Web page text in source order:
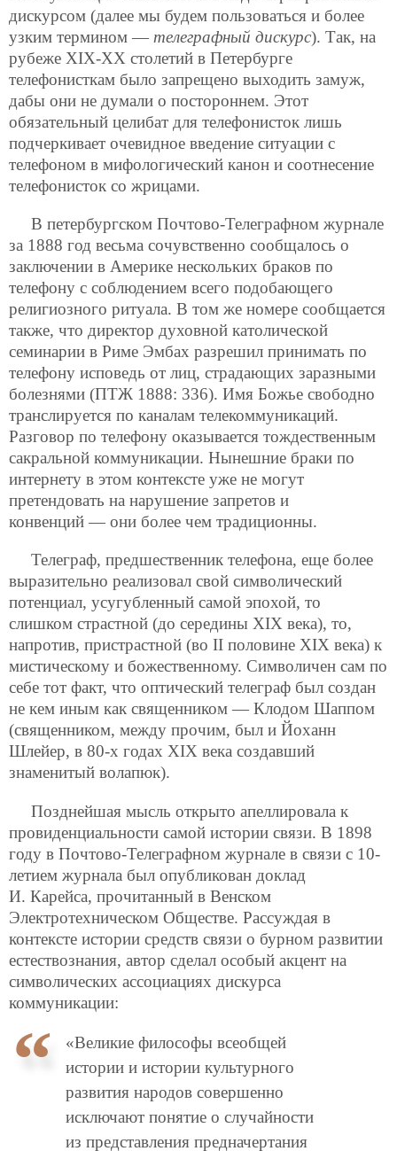
дискурсом (далее мы будем пользоваться и более
узким термином — телеграфный дискурс). Так, на
рубеже XIX-XX столетий в Петербурге
телефонисткам было запрещено выходить замуж,
дабы они не думали о постороннем. Этот
обязательный целибат для телефонисток лишь
подчеркивает очевидное введение ситуации с
телефоном в мифологический канон и соотнесение
телефонисток со жрицами.
В петербургском Почтово-Телеграфном журнале
за 1888 год весьма сочувственно сообщалось о
заключении в Америке нескольких браков по
телефону с соблюдением всего подобающего
религиозного ритуала. В том же номере сообщается
также, что директор духовной католической
семинарии в Риме Эмбах разрешил принимать по
телефону исповедь от лиц, страдающих заразными
болезнями (ПТЖ 1888: 336). Имя Божье свободно
транслируется по каналам телекоммуникаций.
Разговор по телефону оказывается тождественным
сакральной коммуникации. Нынешние браки по
интернету в этом контексте уже не могут
претендовать на нарушение запретов и
конвенций — они более чем традиционны.
Телеграф, предшественник телефона, еще более
выразительно реализовал свой символический
потенциал, усугубленный самой эпохой, то
слишком страстной (до середины XIX века), то,
напротив, пристрастной (во II половине XIX века) к
мистическому и божественному. Символичен сам по
себе тот факт, что оптический телеграф был создан
не кем иным как священником — Клодом Шаппом
(священником, между прочим, был и Йоханн
Шлейер, в 80-х годах XIX века создавший
знаменитый волапюк).
Позднейшая мысль открыто апеллировала к
провиденциальности самой истории связи. В 1898
году в Почтово-Телеграфном журнале в связи с 10-
летием журнала был опубликован доклад
И. Карейса, прочитанный в Венском
Электротехническом Обществе. Рассуждая в
контексте истории средств связи о бурном развитии
естествознания, автор сделал особый акцент на
символических ассоциациях дискурса
коммуникации:
«Великие философы всеобщей
истории и истории культурного
развития народов совершенно
исключают понятие о случайности
из представления предначертания